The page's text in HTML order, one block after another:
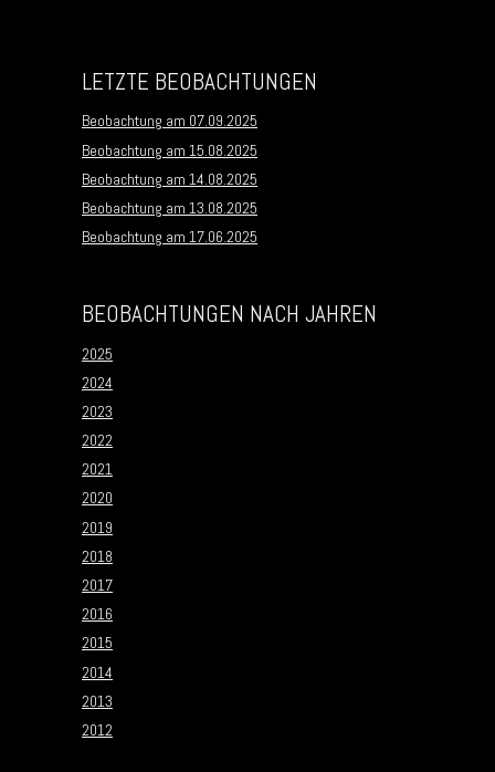
LETZTE BEOBACHTUNGEN
Beobachtung am 07.09.2025
Beobachtung am 15.08.2025
Beobachtung am 14.08.2025
Beobachtung am 13.08.2025
Beobachtung am 17.06.2025
BEOBACHTUNGEN NACH JAHREN
2025
2024
2023
2022
2021
2020
2019
2018
2017
2016
2015
2014
2013
2012